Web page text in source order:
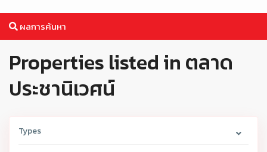
ผลการค้นหา
Properties listed in ตลาด
ประชานิเวศน์
Types